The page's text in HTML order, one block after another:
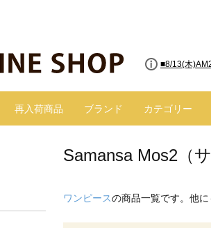
■8/13(木
■【お知らせ
再入荷商品 ブランド カテゴリー
Samansa Mos2（
ワンピースの商品一覧です。他に